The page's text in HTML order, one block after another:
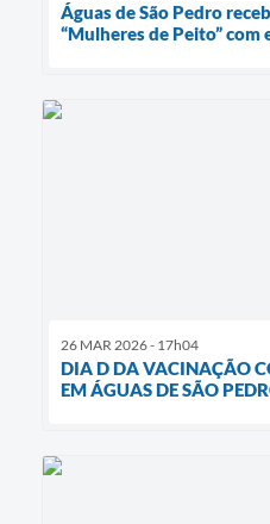
Águas de São Pedro
“Mulheres de Peito”
26 MAR 2026 - 17h04
DIA D DA VACINAÇÃO
EM ÁGUAS DE SÃO